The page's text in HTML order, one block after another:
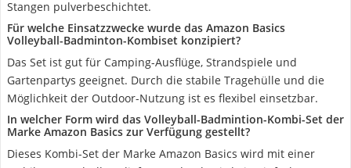
Stangen pulverbeschichtet.
Für welche Einsatzzwecke wurde das Amazon Basics
Volleyball-Badminton-Kombiset konzipiert?
Das Set ist gut für Camping-Ausflüge, Strandspiele und
Gartenpartys geeignet. Durch die stabile Tragehülle und die
Möglichkeit der Outdoor-Nutzung ist es flexibel einsetzbar.
In welcher Form wird das Volleyball-Badmintion-Kombi-Set der
Marke Amazon Basics zur Verfügung gestellt?
Dieses Kombi-Set der Marke Amazon Basics wird mit einer